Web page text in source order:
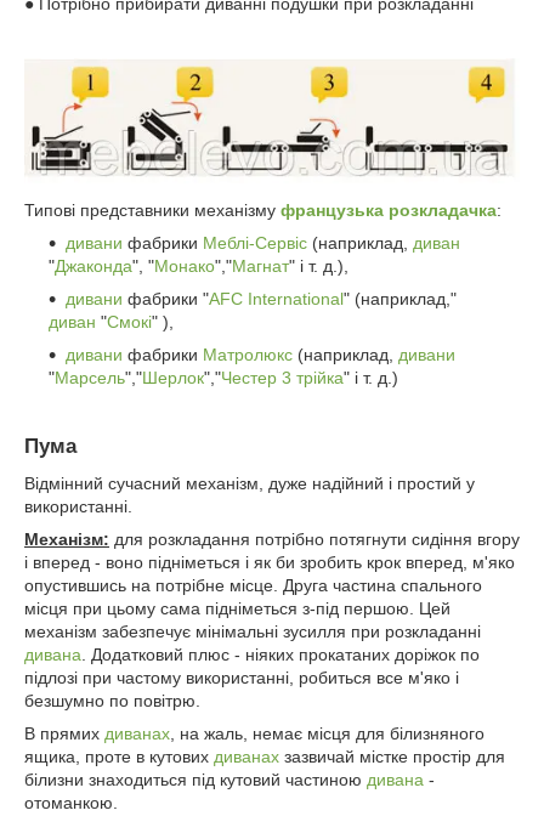
Типові представники механізму французька розкладачка:
дивани фабрики Меблі-Сервіс (наприклад, диван
"Джаконда", "Монако","Магнат" і т. д.),
дивани фабрики "AFC International" (наприклад,"
диван "Смокі" ),
дивани фабрики Матролюкс (наприклад, дивани
"Марсель","Шерлок","Честер 3 трійка" і т. д.)
Пума
Відмінний сучасний механізм, дуже надійний і простий у
використанні.
Механізм: для розкладання потрібно потягнути сидіння вгору
і вперед - воно підніметься і як би зробить крок вперед, м'яко
опустившись на потрібне місце. Друга частина спального
місця при цьому сама підніметься з-під першою. Цей
механізм забезпечує мінімальні зусилля при розкладанні
дивана . Додатковий плюс - ніяких прокатаних доріжок по
підлозі при частому використанні, робиться все м'яко і
безшумно по повітрю.
В прямих диванах , на жаль, немає місця для білизняного
ящика, проте в кутових диванах зазвичай містке простір для
білизни знаходиться під кутовий частиною дивана -
отоманкою.